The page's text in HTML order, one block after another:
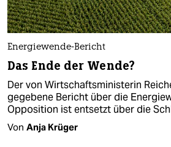
Energiewende-Bericht
Das Ende der Wende?
Der von Wirtschaftsministerin
gegebene Bericht über die
Opposition ist entsetzt über die
Von Anja Krüger